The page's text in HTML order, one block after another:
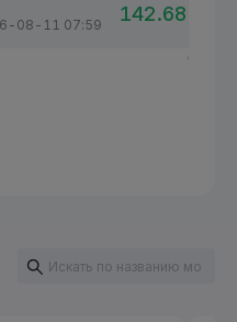
08-11 07:59 142.68 %